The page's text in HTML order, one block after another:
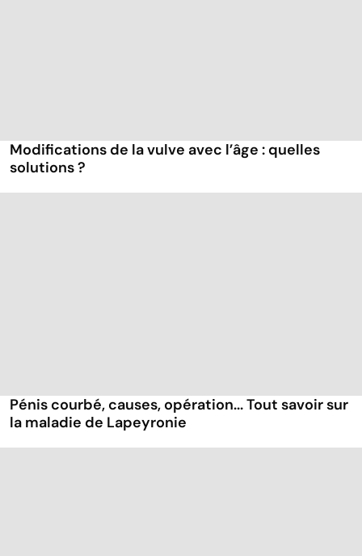
Modifications de la vulve avec l’âge : quelles
solutions ?
Pénis courbé, causes, opération... Tout savoir sur
la maladie de Lapeyronie